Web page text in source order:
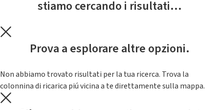
stiamo cercando i risultati...
Prova a esplorare altre opzioni.
Non abbiamo trovato risultati per la tua ricerca. Trova la
colonnina di ricarica piú vicina a te direttamente sulla mappa.